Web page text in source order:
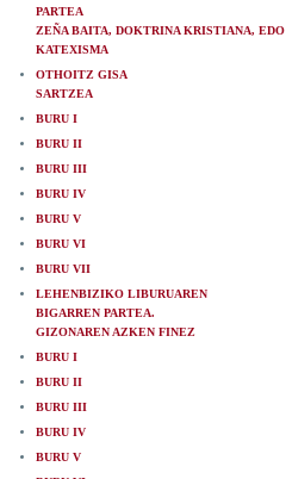
PARTEA
ZEÑA BAITA, DOKTRINA KRISTIANA, EDO
KATEXISMA
OTHOITZ GISA
SARTZEA
BURU I
BURU II
BURU III
BURU IV
BURU V
BURU VI
BURU VII
LEHENBIZIKO LIBURUAREN
BIGARREN PARTEA.
GIZONAREN AZKEN FINEZ
BURU I
BURU II
BURU III
BURU IV
BURU V